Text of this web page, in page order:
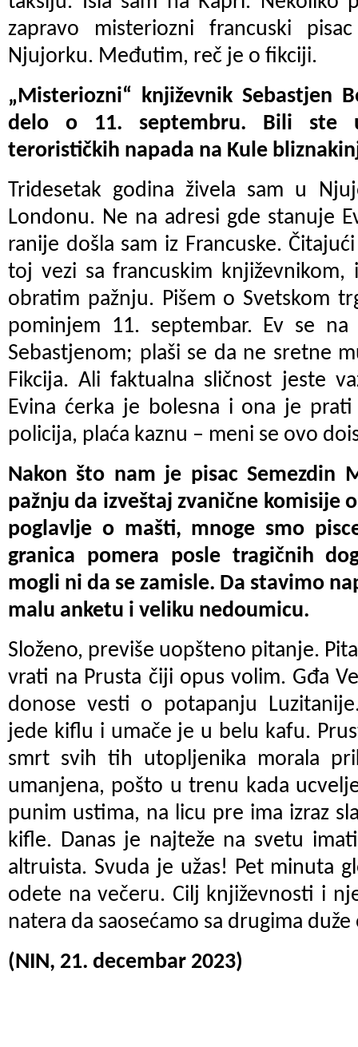
zapravo misteriozni francuski
Njujorku. Međutim, reč je o fikciji.
„Misteriozni“ književnik Sebastjen
delo o 11. septembru. Bili ste
terorističkih napada na Kule
Tridesetak godina živela sam u
Londonu. Ne na adresi gde stanuje
ranije došla sam iz Francuske.
toj vezi sa francuskim književnikom,
obratim pažnju. Pišem o Svetskom
pominjem 11. septembar. Ev se
Sebastjenom; plaši se da ne sretne
Fikcija. Ali faktualna sličnost jeste
Evina ćerka je bolesna i ona je
policija, plaća kaznu – meni se ovo
Nakon što nam je pisac Semezdin
pažnju da izveštaj zvanične komisije
poglavlje o mašti, mnoge smo
granica pomera posle tragičnih
mogli ni da se zamisle. Da stavimo
malu anketu i veliku nedoumicu.
Složeno, previše uopšteno pitanje.
vrati na Prusta čiji opus volim. Gđa
donose vesti o potapanju
jede kiflu i umače je u belu kafu.
smrt svih tih utopljenika morala
umanjena, pošto u trenu kada
punim ustima, na licu pre ima izraz
kifle. Danas je najteže na svetu
altruista. Svuda je užas! Pet minuta
odete na večeru. Cilj književnosti i
natera da saosećamo sa drugima
(NIN, 21. decembar 2023)